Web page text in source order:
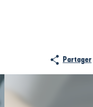
Partager